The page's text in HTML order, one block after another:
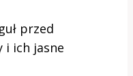
przed
i ich jasne